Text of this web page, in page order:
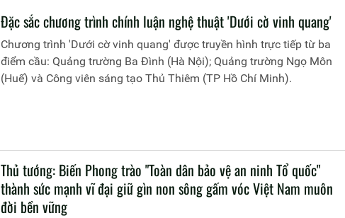
Đặc sắc chương trình chính luận nghệ thuật 'Dưới cờ vinh quang'
Chương trình 'Dưới cờ vinh quang' được truyền hình trực tiếp từ ba
điểm cầu: Quảng trường Ba Đình (Hà Nội); Quảng trường Ngọ Môn
(Huế) và Công viên sáng tạo Thủ Thiêm (TP Hồ Chí Minh).
Thủ tướng: Biến Phong trào "Toàn dân bảo vệ an ninh Tổ quốc"
thành sức mạnh vĩ đại giữ gìn non sông gấm vóc Việt Nam muôn
đời bền vững